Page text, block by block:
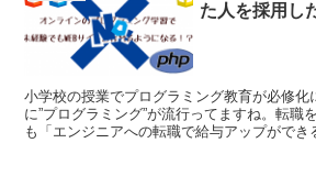
た人を採用し
小学校の授業でプログラミング教育が必修化
に”プログラミング”が流行ってますね。転職
も「エンジニアへの転職で給与アップができ